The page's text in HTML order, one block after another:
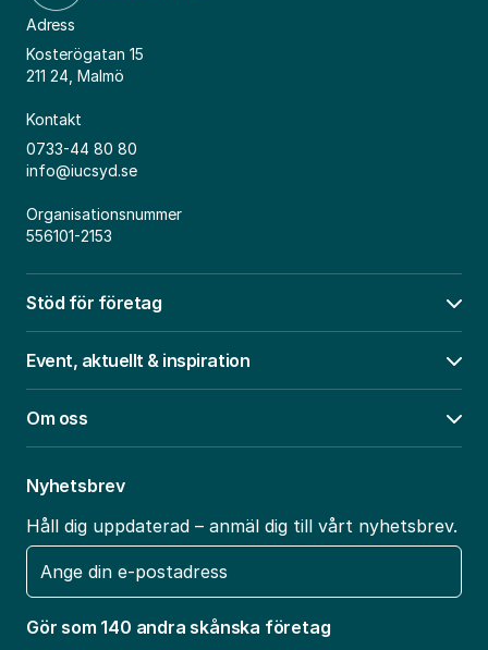
Adress
Kosterögatan 15
211 24, Malmö
Kontakt
0733-44 80 80
info@iucsyd.se
Organisationsnummer
556101-2153
Stöd för företag
Event, aktuellt & inspiration
Om oss
Nyhetsbrev
Håll dig uppdaterad – anmäl dig till vårt nyhetsbrev.
E-
post
Gör som 140 andra skånska företag